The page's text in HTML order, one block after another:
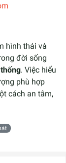
hình thái và
đời sống
. Việc hiểu
phù hợp
cách an tâm,